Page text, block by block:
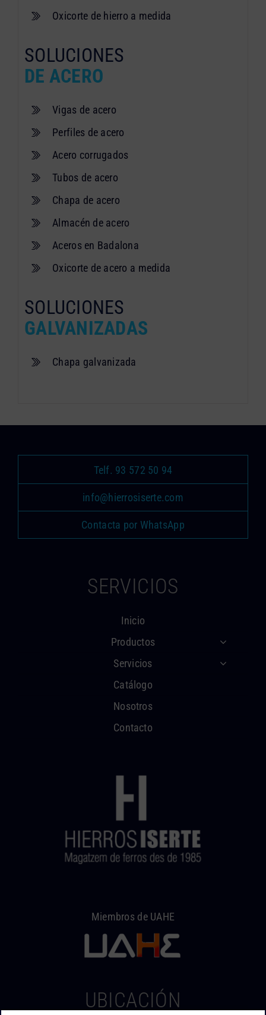
Oxicorte de hierro a medida
SOLUCIONES
DE ACERO
Vigas de acero
Perfiles de acero
Acero corrugados
Tubos de acero
Chapa de acero
Almacén de acero
Aceros en Badalona
Oxicorte de acero a medida
SOLUCIONES
GALVANIZADAS
Chapa galvanizada
Telf. 93 572 50 94
info@hierrosiserte.com
Contacta por WhatsApp
SERVICIOS
Inicio
Productos
Servicios
Catálogo
Nosotros
Contacto
Miembros de UAHE
UBICACIÓN